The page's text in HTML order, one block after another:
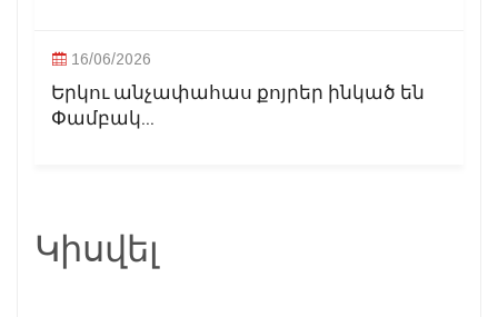
16/06/2026
Երկու անչափահաս քոյրեր ինկած են
Փամբակ...
Կիսվել